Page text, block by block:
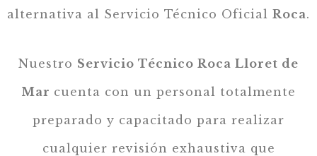
alternativa al Servicio Técnico Oficial Roca.
Nuestro Servicio Técnico Roca Lloret de
Mar cuenta con un personal totalmente
preparado y capacitado para realizar
cualquier revisión exhaustiva que